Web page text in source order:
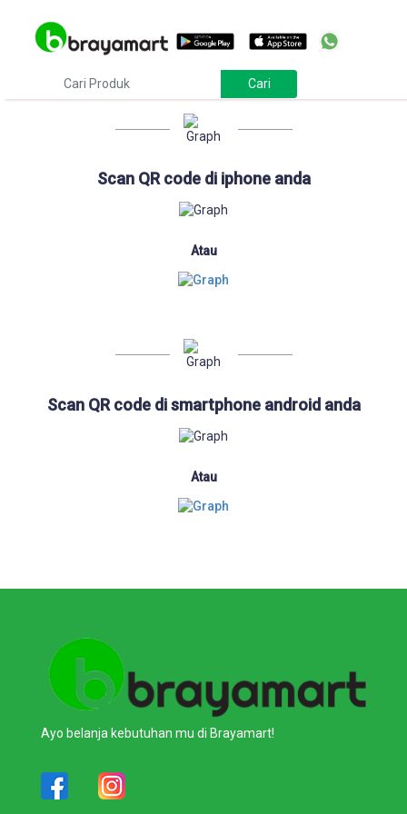
Download
Scan QR code di iphone anda
Atau
Scan QR code di smartphone android anda
Atau
Ayo belanja kebutuhan mu di Brayamart!